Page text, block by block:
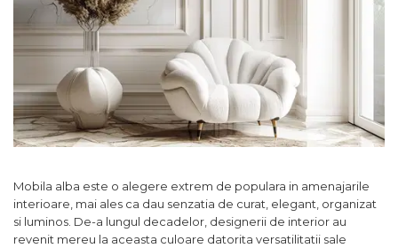
Colectia RIVA
Colectia TIFFANY
Colectia KALE
Colectia TAIDA
Colectia SANDO
Colectia PETRA
Colectia BELISSIMO
Colectia HAMLET
Mese Living
Masute Cafea
Scaune Living
Taburet Living
Scaune Tapitate
Curatare Si Protectie
Somiere PAL
Curatare Si Protectie
Accesorii Mobila
160x200
140x200
90x200
Vezi toate
Mobila alba este o alegere extrem de populara in amenajarile
interioare, mai ales ca dau senzatia de curat, elegant, organizat
si luminos. De-a lungul decadelor, designerii de interior au
revenit mereu la aceasta culoare datorita versatilitatii sale